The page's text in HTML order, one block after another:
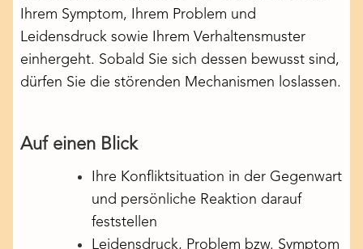
Ihrem Symptom, Ihrem Problem und
Leidensdruck sowie Ihrem Verhaltensmuster
einhergeht. Sobald Sie sich dessen bewusst sind,
dürfen Sie die störenden Mechanismen loslassen.
Auf einen Blick
Ihre Konfliktsituation in der Gegenwart
und persönliche Reaktion darauf
feststellen
Leidensdruck, Problem bzw. Symptom